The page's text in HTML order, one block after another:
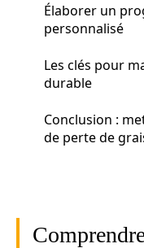
Élaborer un
personnalisé
Les clés pour
durable
Conclusion :
de perte de